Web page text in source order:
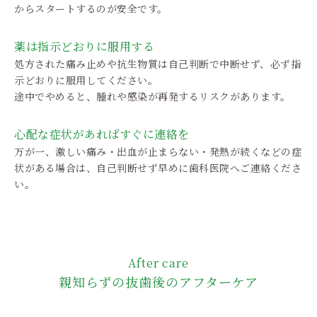
からスタートするのが安全です。
薬は指示どおりに服用する
処方された痛み止めや抗生物質は自己判断で中断せず、必ず指
示どおりに服用してください。
途中でやめると、腫れや感染が再発するリスクがあります。
心配な症状があればすぐに連絡を
万が一、激しい痛み・出血が止まらない・発熱が続くなどの症
状がある場合は、自己判断せず早めに歯科医院へご連絡くださ
い。
After care
親知らずの抜歯後のアフターケア